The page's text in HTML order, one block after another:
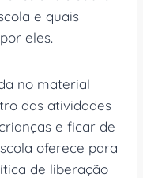
e quais
eles.
no material
das atividades
e ficar de
oferece para
de liberação